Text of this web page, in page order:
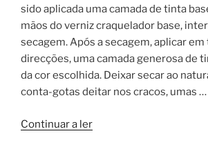
sido aplicada uma camada de tinta
mãos do verniz craquelador base,
secagem. Após a secagem, aplicar em
direcções, uma camada generosa de
da cor escolhida. Deixar secar ao
conta-gotas deitar nos cracos, umas …
Continuar a ler“PAP